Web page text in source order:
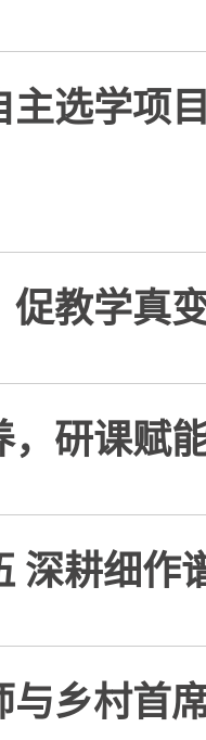
主选学项
促教学真
，研课赋
深耕细作
与乡村首